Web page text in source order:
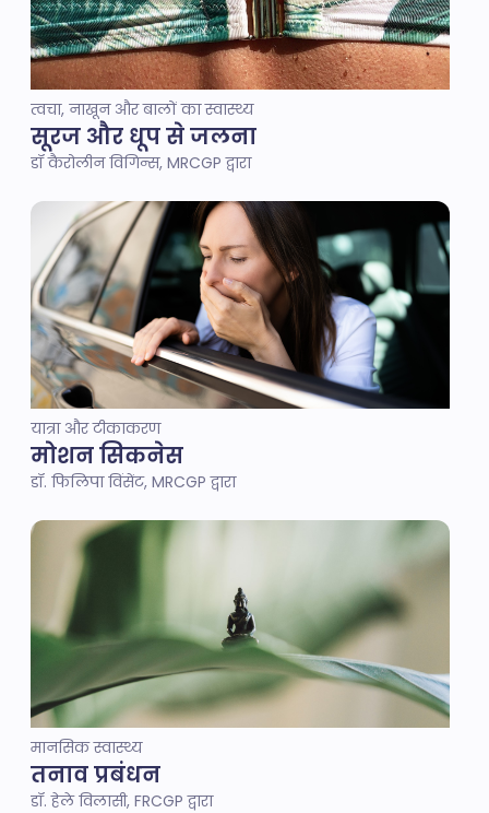
त्वचा, नाखून और बालों का स्वास्थ्य
सूरज और धूप से जलना
डॉ कैरोलीन विगिन्स, MRCGP द्वारा
यात्रा और टीकाकरण
मोशन सिकनेस
डॉ. फिलिपा विंसेंट, MRCGP द्वारा
मानसिक स्वास्थ्य
तनाव प्रबंधन
डॉ. हेले विलासी, FRCGP द्वारा